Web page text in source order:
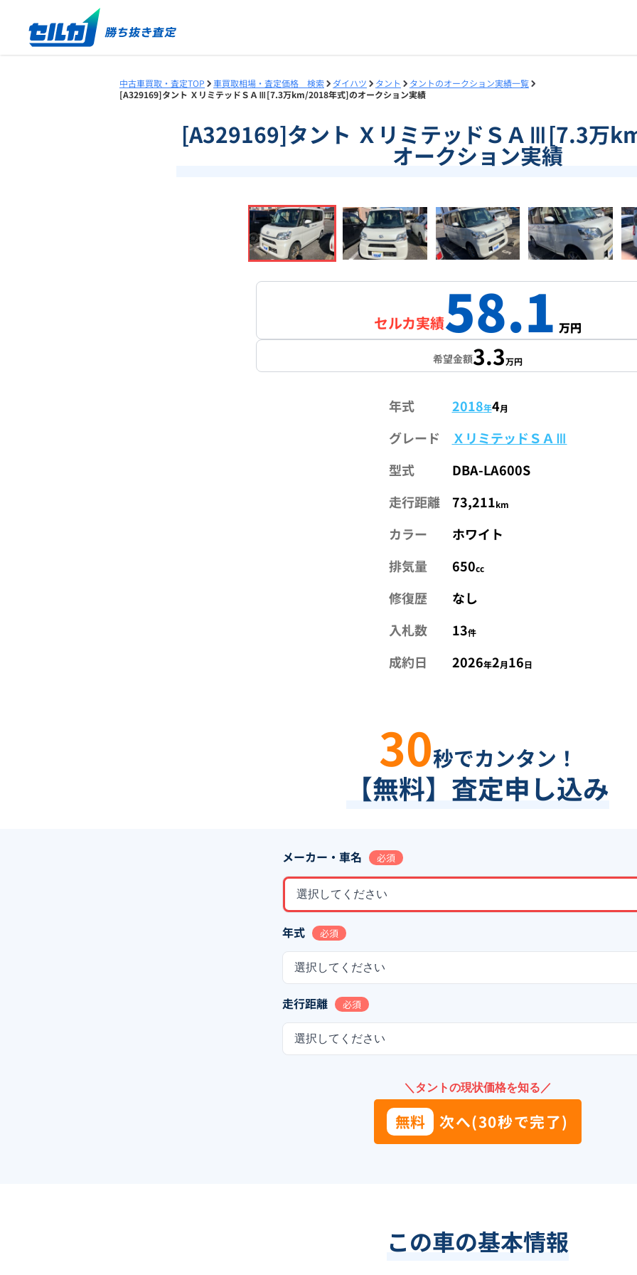
中古車買取・査定TOP 車買取相場・査定価格 検索 ダイハツ タント
タントのオークション実績一覧
[A329169]タント ＸリミテッドＳＡⅢ[7.3万km/2018年式]のオークション実績
[A329169]タント ＸリミテッドＳＡⅢ[7.3万
オークション実績
セルカ実績58.1 万円
希望金額3.3万円
年式 2018年4月
グレード
ＸリミテッドＳＡⅢ
型式
DBA-LA600S
走行距離
73,211km
カラー
ホワイト
排気量
650cc
修復歴
なし
入札数
13件
成約日 2026年2月16日
30秒でカンタン！
【無料】査定申し込み
メーカー・車名 必須
選択してください
年式 必須
選択してください
走行距離 必須
選択してください
＼タントの現状価格を知る／
無料 次へ(30秒で完了)
この車の基本情報